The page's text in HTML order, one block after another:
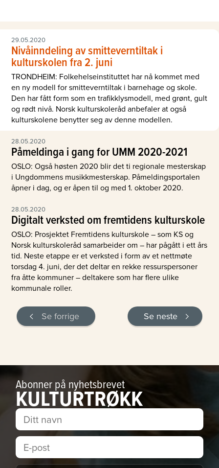
29.05.2020
Nivåinndeling av smitteverntiltak i
kulturskolen fra 2. juni
TRONDHEIM: Folkehelseinstituttet har nå kommet med
en ny modell for smitteverntiltak i barnehage og skole.
Den har fått form som en trafikklysmodell, med grønt, gult
og rødt nivå. Norsk kulturskoleråd anbefaler at også
kulturskolene benytter seg av denne modellen.
28.05.2020
Påmeldinga i gang for UMM 2020-2021
OSLO: Også høsten 2020 blir det ti regionale mesterskap
i Ungdommens musikkmesterskap. Påmeldingsportalen
åpner i dag, og er åpen til og med 1. oktober 2020.
28.05.2020
Digitalt verksted om fremtidens kulturskole
OSLO: Prosjektet Fremtidens kulturskole – som KS og
Norsk kulturskoleråd samarbeider om – har pågått i ett års
tid. Neste etappe er et verksted i form av et nettmøte
torsdag 4. juni, der det deltar en rekke ressurspersoner
fra åtte kommuner – deltakere som har flere ulike
kommunale roller.
Se forrige Se neste
Abonner på nyhetsbrevet
KULTURTRØKK